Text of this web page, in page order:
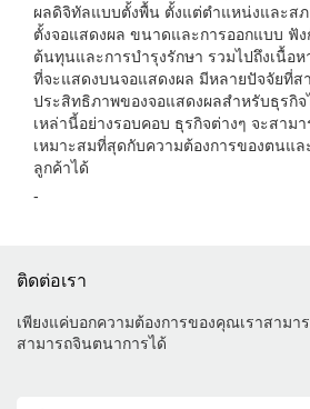
ผลดิจิทัลแบบตั้งพื้น ตั้งแต่ตำแหน่งและส
ตั้งจอแสดงผล ขนาดและการออกแบบ
ต้นทุนและการบำรุงรักษา รวมไปถึงเนื้อ
ที่จะแสดงบนจอแสดงผล มีหลายปัจจัยที่ส
ประสิทธิภาพของจอแสดงผลสำหรับธุรกิ
เหล่านี้อย่างรอบคอบ ธุรกิจต่างๆ จะสาม
เหมาะสมที่สุดกับความต้องการของตนแ
ลูกค้าได้
-
ติดต่อเรา
เพียงแค่บอกความต้องการของคุณเราสาม
สามารถจินตนาการได้